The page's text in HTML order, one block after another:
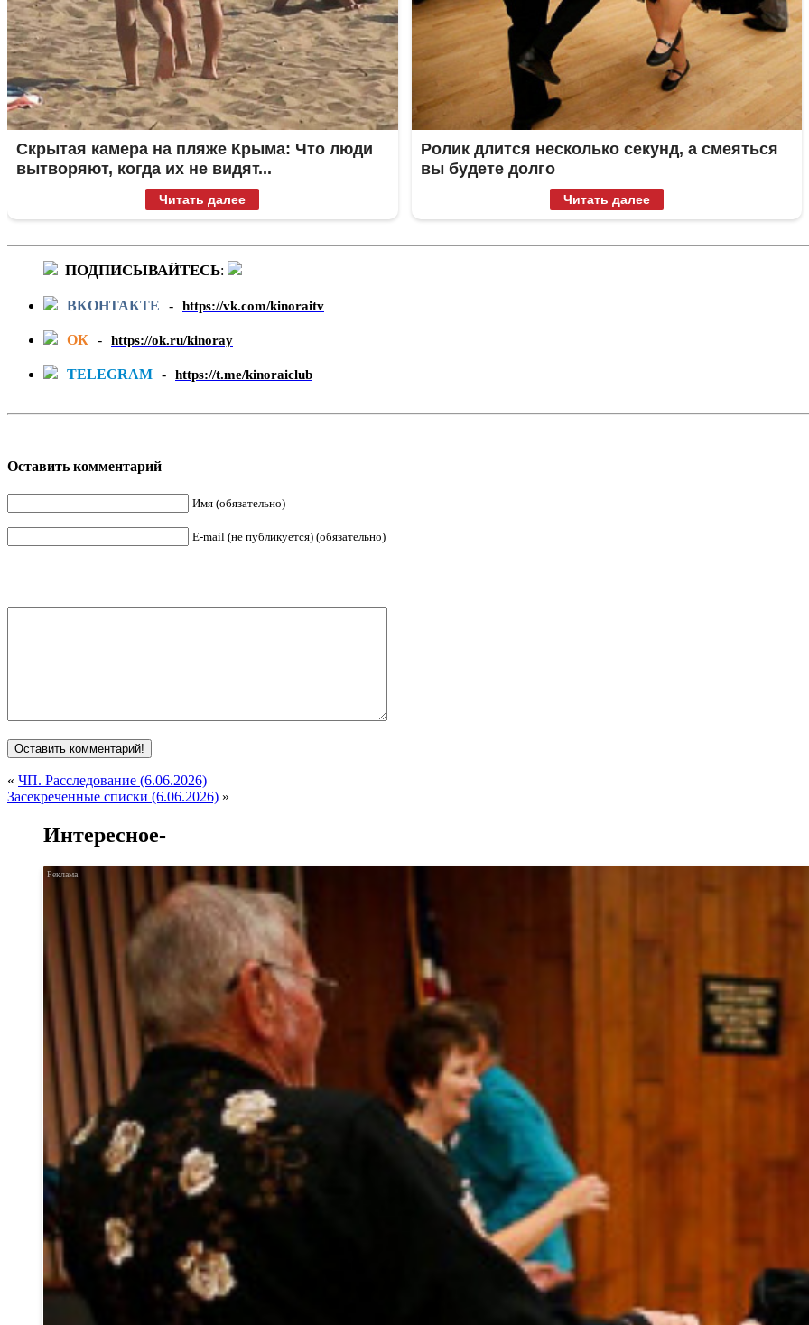
Скрытая камера на пляже Крыма: Что люди
вытворяют, когда их не видят...
Читать далее
Ролик длится несколько секунд, а смеяться
вы будете долго
Читать далее
ПОДПИСЫВАЙТЕСЬ:
ВКОНТАКТЕ - https://vk.com/kinoraitv
ОК - https://ok.ru/kinoray
TELEGRAM - https://t.me/kinoraiclub
Оставить комментарий
Имя (обязательно)
E-mail (не публикуется) (обязательно)
« ЧП. Расследование (6.06.2026)
Засекреченные списки (6.06.2026) »
Интересное-